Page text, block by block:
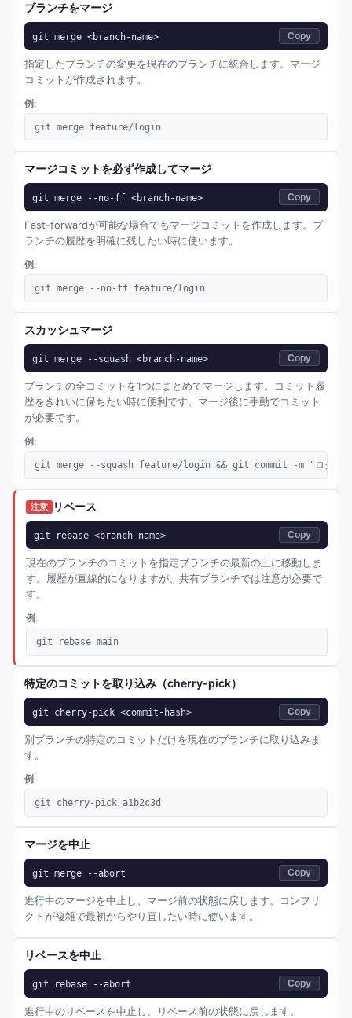
ブランチをマージ
git merge <branch-name> Copy
指定したブランチの変更を現在のブランチに統合します。マージ
コミットが作成されます。
例:
git merge feature/login
マージコミットを必ず作成してマージ
git merge --no-ff <branch-name> Copy
Fast-forwardが可能な場合でもマージコミットを作成します。ブ
ランチの履歴を明確に残したい時に使います。
例:
git merge --no-ff feature/login
スカッシュマージ
git merge --squash <branch-name> Copy
ブランチの全コミットを1つにまとめてマージします。コミット履
歴をきれいに保ちたい時に便利です。マージ後に手動でコミット
が必要です。
例:
git merge --squash feature/login && git commit -m "ログイン
注意 リベース
git rebase <branch-name> Copy
現在のブランチのコミットを指定ブランチの最新の上に移動しま
す。履歴が直線的になりますが、共有ブランチでは注意が必要で
す。
例:
git rebase main
特定のコミットを取り込み（cherry-pick）
git cherry-pick <commit-hash> Copy
別ブランチの特定のコミットだけを現在のブランチに取り込みま
す。
例:
git cherry-pick a1b2c3d
マージを中止
git merge --abort Copy
進行中のマージを中止し、マージ前の状態に戻します。コンフリ
クトが複雑で最初からやり直したい時に使います。
リベースを中止
git rebase --abort Copy
進行中のリベースを中止し、リベース前の状態に戻します。